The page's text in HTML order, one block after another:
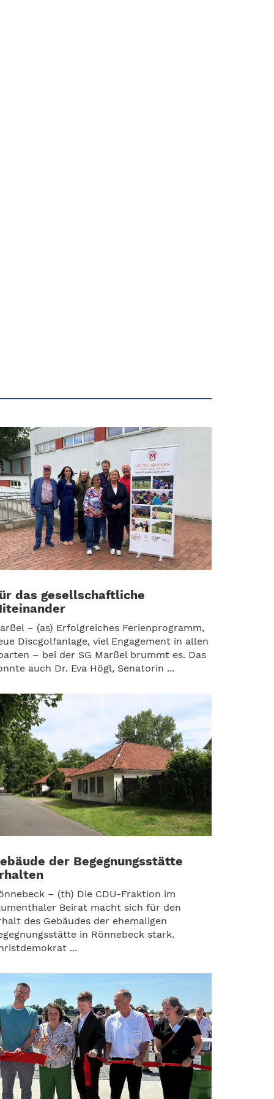
das gesellschaftliche
– (as) Erfolgreiches Ferienprogramm,
Discgolfanlage, viel Engagement in allen
– bei der SG Marßel brummt es. Das
auch Dr. Eva Högl, Senatorin ...
der Begegnungsstätte
– (th) Die CDU-Fraktion im
Beirat macht sich für den
des Gebäudes der ehemaligen
in Rönnebeck stark.
...